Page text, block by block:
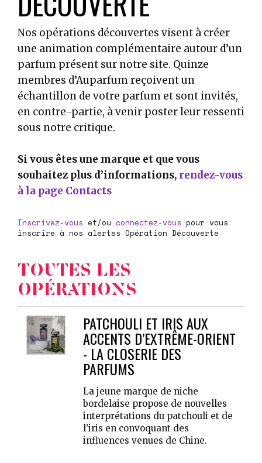
Nos opérations découvertes visent à créer
une animation complémentaire autour d’un
parfum présent sur notre site. Quinze
membres d’Auparfum reçoivent un
échantillon de votre parfum et sont invités,
en contre-partie, à venir poster leur ressenti
sous notre critique.
Si vous êtes une marque et que vous
souhaitez plus d’informations, rendez-vous
à la page Contacts
Inscrivez-vous et/ou connectez-vous pour vous
inscrire à nos alertes Opération Découverte
TOUTES LES
OPÉRATIONS
PATCHOULI ET IRIS AUX
ACCENTS D’EXTRÊME-ORIENT
- LA CLOSERIE DES
PARFUMS
La jeune marque de niche
bordelaise propose de nouvelles
interprétations du patchouli et de
l’iris en convoquant des
influences venues de Chine.